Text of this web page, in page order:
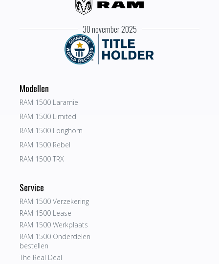
30 november 2025
Modellen
RAM 1500 Laramie
RAM 1500 Limited
RAM 1500 Longhorn
RAM 1500 Rebel
RAM 1500 TRX
Service
RAM 1500 Verzekering
RAM 1500 Lease
RAM 1500 Werkplaats
RAM 1500 Onderdelen
bestellen
The Real Deal